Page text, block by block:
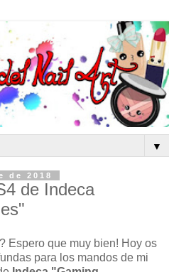
▼
de 2018
de Indeca
Espero que muy bien! Hoy os
para los mandos de mi